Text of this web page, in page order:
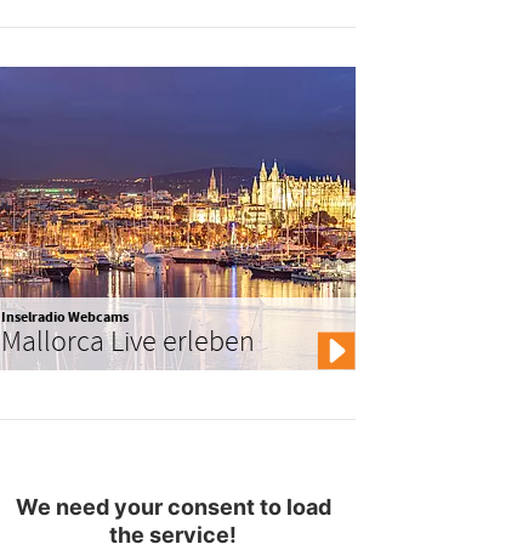
Inselradio Webcams
Mallorca Live erleben
We need your consent to load
the service!